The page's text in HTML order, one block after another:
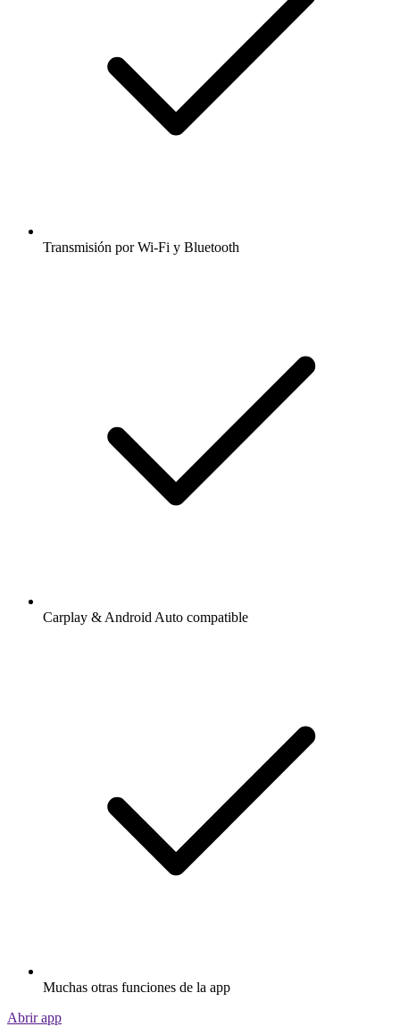
Transmisión por Wi-Fi y Bluetooth
Carplay & Android Auto compatible
Muchas otras funciones de la app
Abrir app